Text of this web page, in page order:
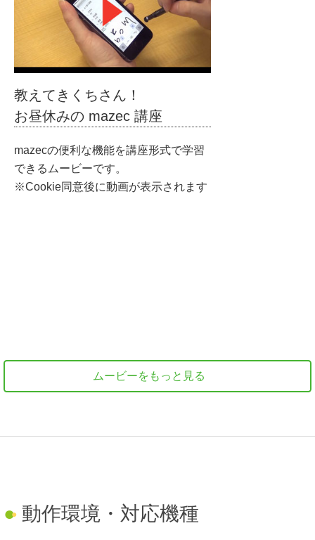
教えてきくちさん！
お昼休みの mazec 講座
mazecの便利な機能を講座形式で学習
できるムービーです。
※Cookie同意後に動画が表示されます
ムービーをもっと見る
●● 動作環境・対応機種